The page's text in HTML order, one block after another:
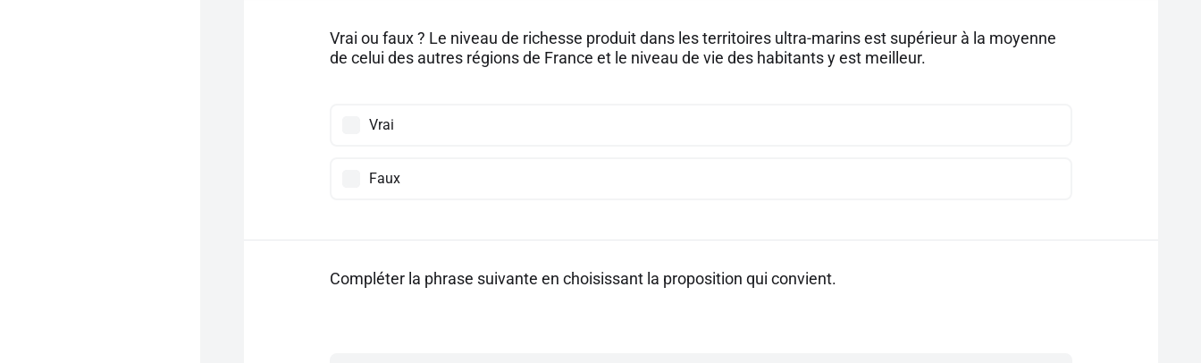
Vrai ou faux ? Le niveau de richesse produit dans les territoires ultra-marins est supérieur à la moyenne
de celui des autres régions de France et le niveau de vie des habitants y est meilleur.
Vrai
Faux
Compléter la phrase suivante en choisissant la proposition qui convient.